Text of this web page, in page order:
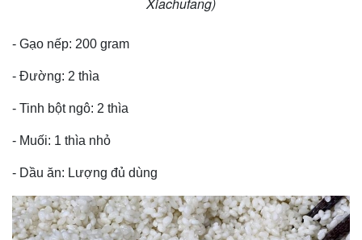
Thế giới
Multimedia
- Gạo nếp: 200 gram
- Đường: 2 thìa
- Tinh bột ngô: 2 thìa
- Muối: 1 thìa nhỏ
- Dầu ăn: Lượng đủ dùng